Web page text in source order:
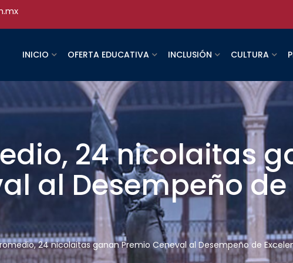
INICIO OFERTA EDUCATIVA INCLUSIÓN CULTURA
24 nicolaitas
al Desempeño
24 nicolaitas ganan Premio Ceneval al Desempeño de